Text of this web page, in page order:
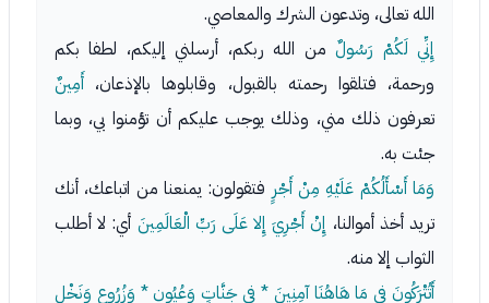
الله تعالى، وتدعون الشرك والمعاصي.
إِنِّي لَكُمْ رَسُولٌمن الله ربكم، أرسلني إليكم، لطفا بكم
ورحمة، فتلقوا رحمته بالقبول، وقابلوها بالإذعان، أَمِينٌ
تعرفون ذلك مني، وذلك يوجب عليكم أن تؤمنوا بي، وبما
جئت به.
وَمَا أَسْأَلُكُمْ عَلَيْهِ مِنْ أَجْرٍ فتقولون: يمنعنا من اتباعك، أنك
تريد أخذ أموالنا، إِنْ أَجْرِيَ إِلا عَلَى رَبِّ الْعَالَمِينَ أي: لا أطلب
الثواب إلا منه.
أَتُتْرَكُونَ فِي مَا هَاهُنَا آمِنِينَ * فِي جَنَّاتٍ وَعُيُونٍ * وَزُرُوعٍ وَنَخْلٍ